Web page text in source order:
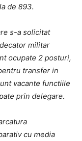
de 893.
s-a solicitat
militar
ocupate 2 posturi,
transfer in
vacante functiile
prin delegare.
cu media